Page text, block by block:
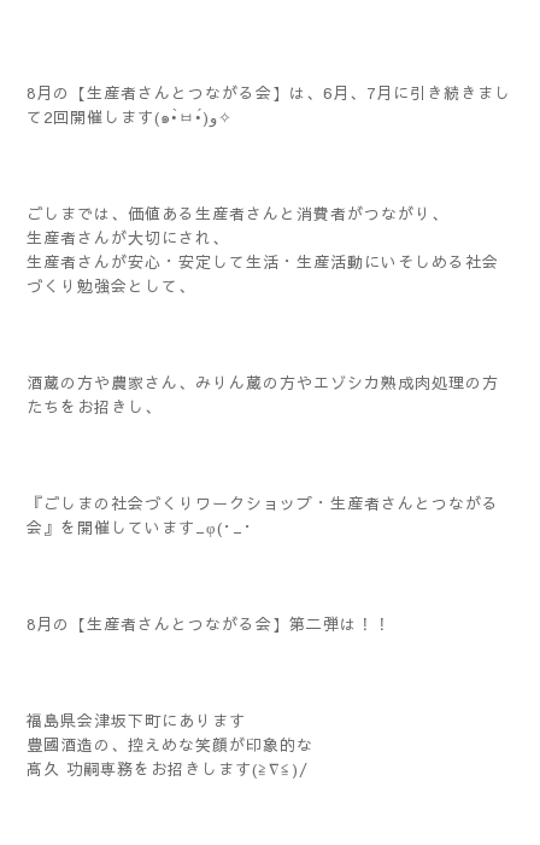
8月の【生産者さんとつながる会】は、6月、7月に引き続きまし
て2回開催します(๑•̀ㅂ•́)و✧
ごしまでは、価値ある生産者さんと消費者がつながり、
生産者さんが大切にされ、
生産者さんが安心・安定して生活・生産活動にいそしめる社会
づくり勉強会として、
酒蔵の方や農家さん、みりん蔵の方やエゾシカ熟成肉処理の方
たちをお招きし、
『ごしまの社会づくりワークショップ・生産者さんとつながる
会』を開催しています_φ(･_･
8月の【生産者さんとつながる会】第二弾は！！
福島県会津坂下町にあります
豊國酒造の、控えめな笑顔が印象的な
髙久 功嗣専務をお招きします(≧∇≦)/